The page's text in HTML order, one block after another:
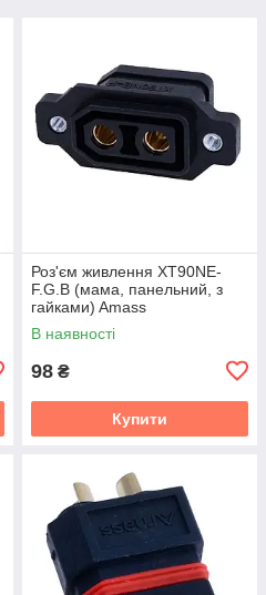
Роз'єм живлення XT90NE-
F.G.B (мама, панельний, з
гайками) Amass
В наявності
98 ₴
Купити